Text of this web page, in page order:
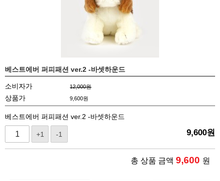
베스트에버 퍼피패션 ver.2 -바셋하운드
소비자가 12,000원
상품가 9,600원
베스트에버 퍼피패션 ver.2 -바셋하운드
+1 -1 9,600원
총 상품 금액 9,600 원